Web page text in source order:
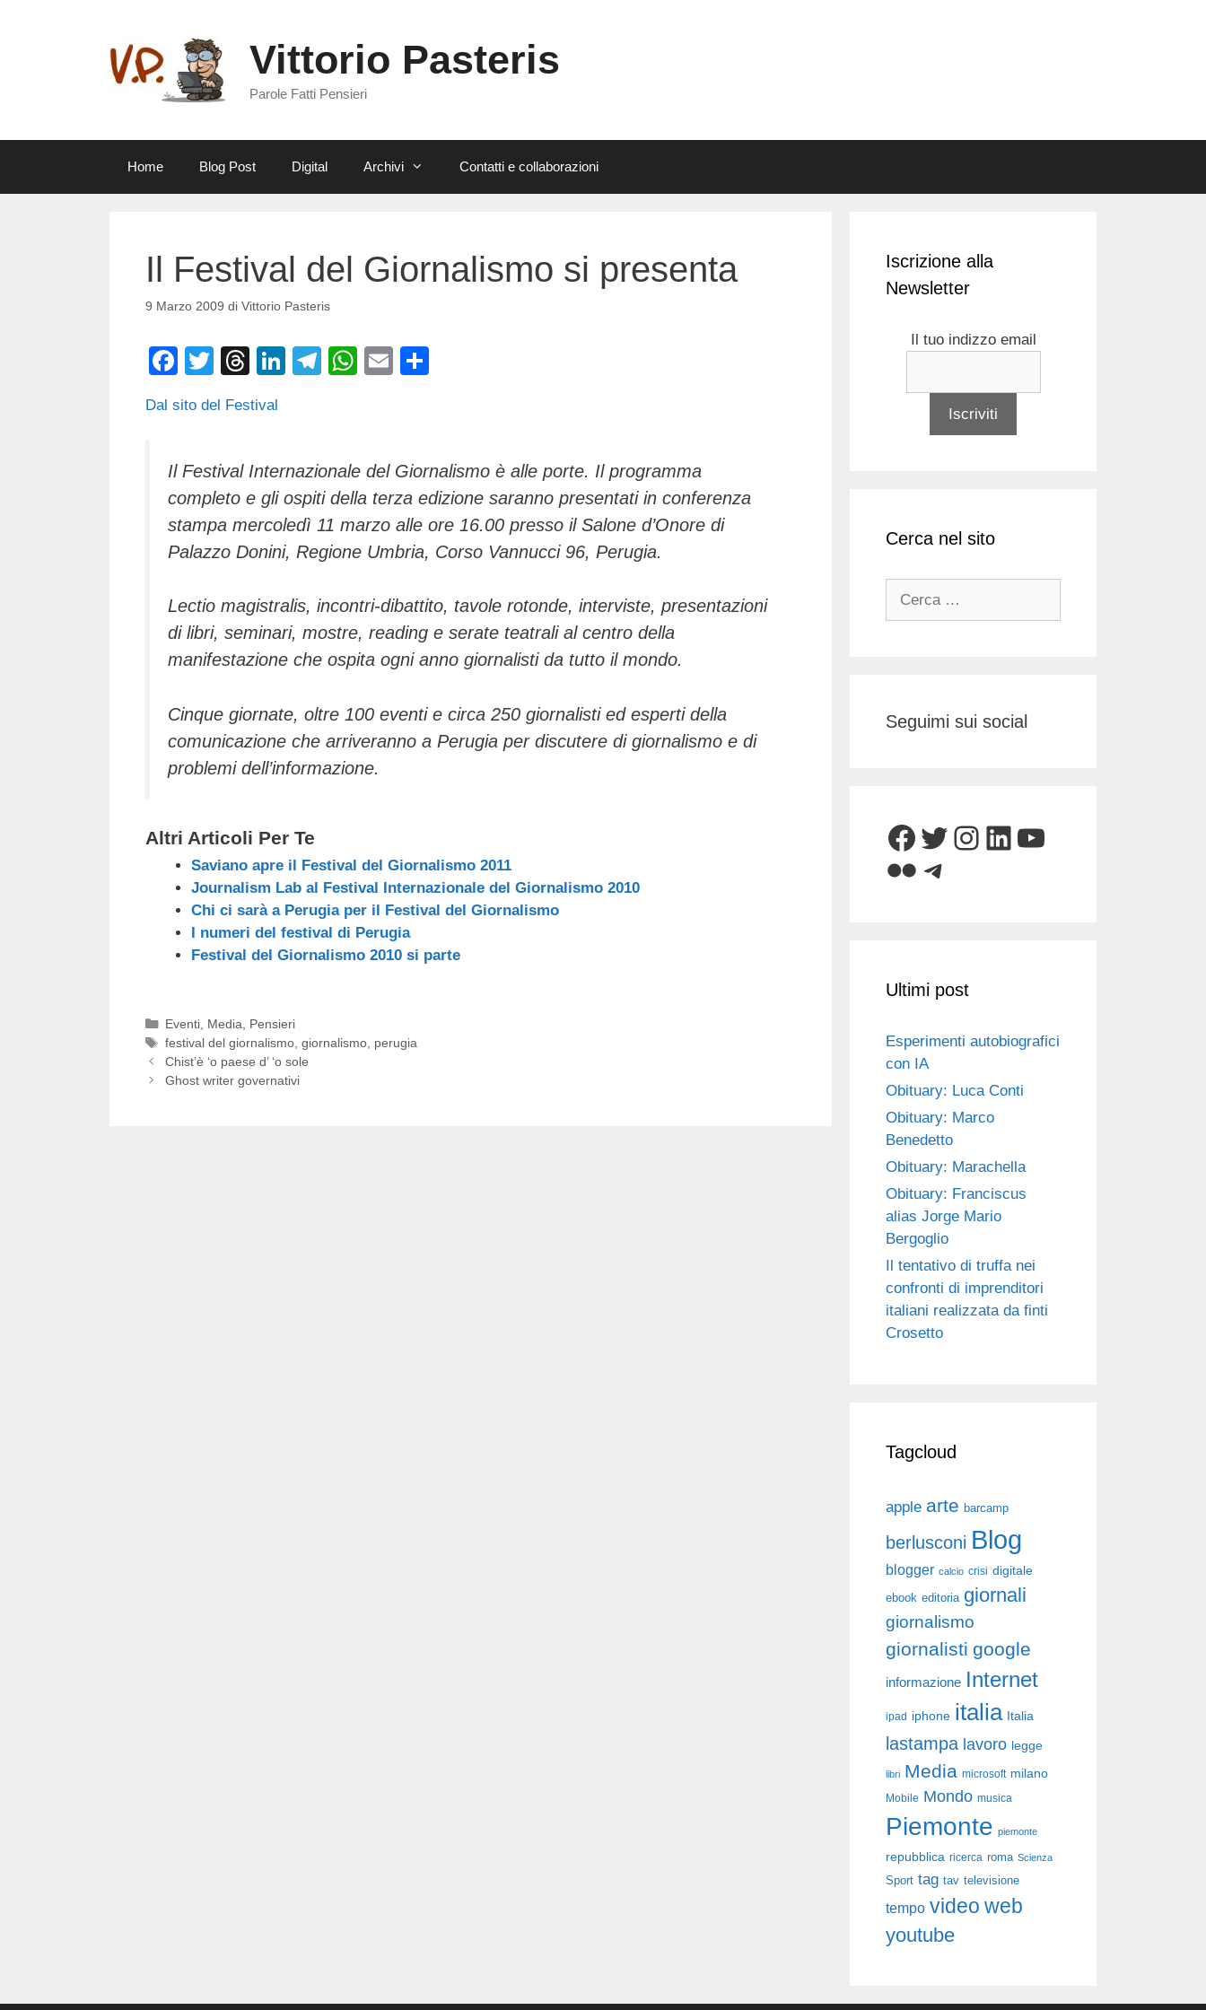
Vittorio Pasteris
Parole Fatti Pensieri
Home Blog Post Digital Archivi Contatti e collaborazioni
Il Festival del Giornalismo si presenta
9 Marzo 2009 di Vittorio Pasteris
F
c
b
o
o
k
T
tt
T
e
d
s
Li
dI
n
T
a
m
W
A
p
p
E
vi
di
Dal sito del Festival
Il Festival Internazionale del Giornalismo è alle porte. Il programma
completo e gli ospiti della terza edizione saranno presentati in conferenza
stampa mercoledì 11 marzo alle ore 16.00 presso il Salone d’Onore di
Palazzo Donini, Regione Umbria, Corso Vannucci 96, Perugia.
Lectio magistralis, incontri-dibattito, tavole rotonde, interviste, presentazioni
di libri, seminari, mostre, reading e serate teatrali al centro della
manifestazione che ospita ogni anno giornalisti da tutto il mondo.
Cinque giornate, oltre 100 eventi e circa 250 giornalisti ed esperti della
comunicazione che arriveranno a Perugia per discutere di giornalismo e di
problemi dell’informazione.
Altri Articoli Per Te
Saviano apre il Festival del Giornalismo 2011
Journalism Lab al Festival Internazionale del Giornalismo 2010
Chi ci sarà a Perugia per il Festival del Giornalismo
I numeri del festival di Perugia
Festival del Giornalismo 2010 si parte
Categorie
Eventi, Media
Pensieri
Tag
festival del giornalismo, giornalismo, perugia
Chist’è ‘o paese d’ ‘o sole
Ghost writer governativi
Iscrizione alla
Newsletter
Il tuo indizzo email
Cerca nel sito
Seguimi sui social
Facebook
Twitter
Instagram
LinkedIn
YouTube
FlickrTelegram
Ultimi post
Esperimenti autobiografici
con IA
Obituary: Luca Conti
Obituary: Marco
Benedetto
Obituary: Marachella
Obituary: Franciscus
alias Jorge Mario
Bergoglio
Il tentativo di truffa nei
confronti di imprenditori
italiani realizzata da finti
Crosetto
Tagcloud
apple arte barcamp
berlusconi Blog
blogger calcio crisi digitale
ebook editoria giornali
giornalismo
giornalisti google
informazione Internet
ipad iphone italia Italia
lastampa lavoro legge
libri Media microsoft milano
Mobile Mondo musica
Piemonte piemonte
repubblica ricerca roma Scienza
Sport tag tav televisione
tempo video web
youtube